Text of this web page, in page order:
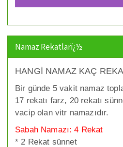
Namaz Rekatlarï¿½
HANGİ NAMAZ KAÇ
Bir günde 5 vakit namaz
17 rekatı farz, 20 rekatı
vacip olan vitr namazıdır.
Sabah Namazı: 4 Rekat
* 2 Rekat sünnet